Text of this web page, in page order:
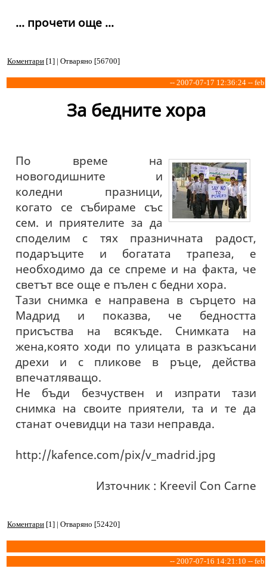
... прочети още ...
Коментари [1] | Отваряно [56700]
-- 2007-07-17 12:36:24 -- feb
За бедните хора
По време на
новогодишните и
коледни празници,
когато се събираме със
сем. и приятелите за да
споделим с тях празничната радост,
подаръците и богатата трапеза, е
необходимо да се спреме и на факта, че
светът все още е пълен с бедни хора.
Тази снимка е направена в сърцето на
Мадрид и показва, че бедността
присъства на всякъде. Снимката на
жена,която ходи по улицата в разкъсани
дрехи и с пликове в ръце, действа
впечатляващо.
Не бъди безчуствен и изпрати тази
снимка на своите приятели, та и те да
станат очевидци на тази неправда.
http://kafence.com/pix/v_madrid.jpg
Източник : Kreevil Con Carne
Коментари [1] | Отваряно [52420]
-- 2007-07-16 14:21:10 -- feb